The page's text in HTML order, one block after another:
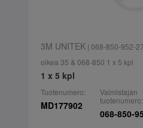
3M UNITEK| 068-850-952-
oikea 35 & 068-850 1 x 5 kpl
1 x 5 kpl
Tuotenumero:
MD177902
Valmistajan
tuotenumero:
068-850-